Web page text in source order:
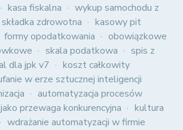
kasa fiskalna
wykup samochodu z
zdrowotna
kasowy pit
formy opodatkowania
obowiązkowe
skala podatkowa
spis z
dla jpk v7
koszt całkowity
w erze sztucznej inteligencji
automatyzacja procesów
przewaga konkurencyjna
kultura
wdrażanie automatyzacji w firmie